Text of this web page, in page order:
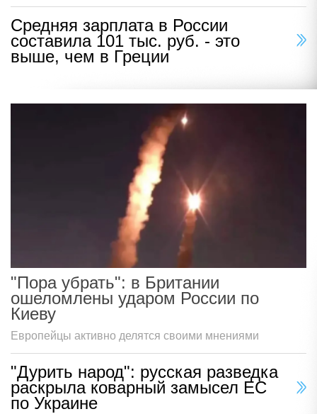
Средняя зарплата в России
составила 101 тыс. руб. - это
выше, чем в Греции
"Пора убрать": в Британии
ошеломлены ударом России по
Киеву
Европейцы активно делятся своими мнениями
"Дурить народ": русская разведка
раскрыла коварный замысел ЕС
по Украине